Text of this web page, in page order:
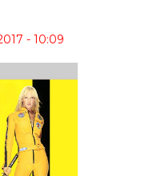
- 10:09